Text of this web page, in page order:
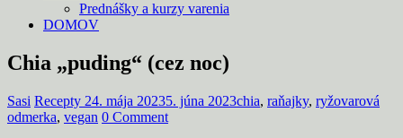
Prednášky a kurzy varenia
DOMOV
Chia „puding“ (cez noc)
Sasi Recepty 24. mája 20235. júna 2023chia, raňajky, ryžovarová
odmerka, vegan 0 Comment